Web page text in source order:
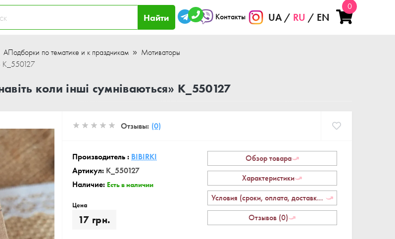
Найти Контакты UA RU EN
0
АПодборки по тематике и к праздникам
Мотиваторы
K_550127
коли інші сумніваються» K_550127
Отзывы: (0)
Производитель : BIBIRKI
Артикул: K_550127
Наличие: Есть в наличии
Цена
17 грн.
Обзор товара
Характеристики
Условия (сроки, оплата, доставка, возврат)
Отзывов (0)